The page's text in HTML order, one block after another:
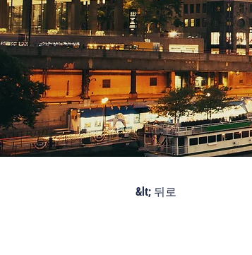
&lt; 뒤로